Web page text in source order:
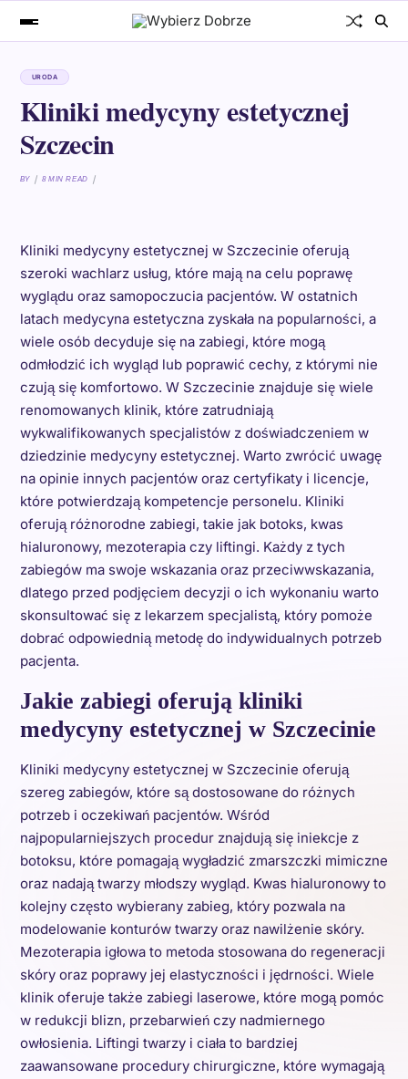
URODA
Kliniki medycyny estetycznej
Szczecin
BY 8 MIN READ
Kliniki medycyny estetycznej w Szczecinie oferują
szeroki wachlarz usług, które mają na celu poprawę
wyglądu oraz samopoczucia pacjentów. W ostatnich
latach medycyna estetyczna zyskała na popularności, a
wiele osób decyduje się na zabiegi, które mogą
odmłodzić ich wygląd lub poprawić cechy, z którymi nie
czują się komfortowo. W Szczecinie znajduje się wiele
renomowanych klinik, które zatrudniają
wykwalifikowanych specjalistów z doświadczeniem w
dziedzinie medycyny estetycznej. Warto zwrócić uwagę
na opinie innych pacjentów oraz certyfikaty i licencje,
które potwierdzają kompetencje personelu. Kliniki
oferują różnorodne zabiegi, takie jak botoks, kwas
hialuronowy, mezoterapia czy liftingi. Każdy z tych
zabiegów ma swoje wskazania oraz przeciwwskazania,
dlatego przed podjęciem decyzji o ich wykonaniu warto
skonsultować się z lekarzem specjalistą, który pomoże
dobrać odpowiednią metodę do indywidualnych potrzeb
pacjenta.
Jakie zabiegi oferują kliniki
medycyny estetycznej w Szczecinie
Kliniki medycyny estetycznej w Szczecinie oferują
szereg zabiegów, które są dostosowane do różnych
potrzeb i oczekiwań pacjentów. Wśród
najpopularniejszych procedur znajdują się iniekcje z
botoksu, które pomagają wygładzić zmarszczki mimiczne
oraz nadają twarzy młodszy wygląd. Kwas hialuronowy to
kolejny często wybierany zabieg, który pozwala na
modelowanie konturów twarzy oraz nawilżenie skóry.
Mezoterapia igłowa to metoda stosowana do regeneracji
skóry oraz poprawy jej elastyczności i jędrności. Wiele
klinik oferuje także zabiegi laserowe, które mogą pomóc
w redukcji blizn, przebarwień czy nadmiernego
owłosienia. Liftingi twarzy i ciała to bardziej
zaawansowane procedury chirurgiczne, które wymagają